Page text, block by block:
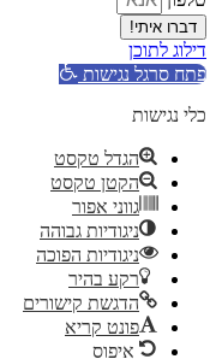
דברו איתי!
דילוג לתוכן
פתח סרגל נגישות
כלי נגישות
הגדל טקסט
הקטן טקסט
גווני אפור
ניגודיות גבוהה
ניגודיות הפוכה
רקע בהיר
הדגשת קישורים
פונט קריא
איפוס